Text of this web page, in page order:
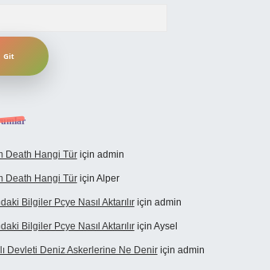
Death Hangi Türiçin admin
Death Hangi Türiçin Alper
Bilgiler Pcye Nasıl Aktarılıriçin admin
Bilgiler Pcye Nasıl Aktarılıriçin Aysel
Devleti Deniz Askerlerine Ne Deniriçin admin